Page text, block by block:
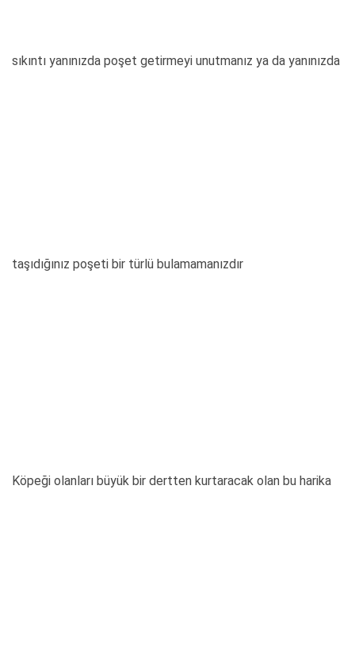
sıkıntı yanınızda poşet getirmeyi unutmanız ya da yanınızda
taşıdığınız poşeti bir türlü bulamamanızdır
Köpeği olanları büyük bir dertten kurtaracak olan bu harika